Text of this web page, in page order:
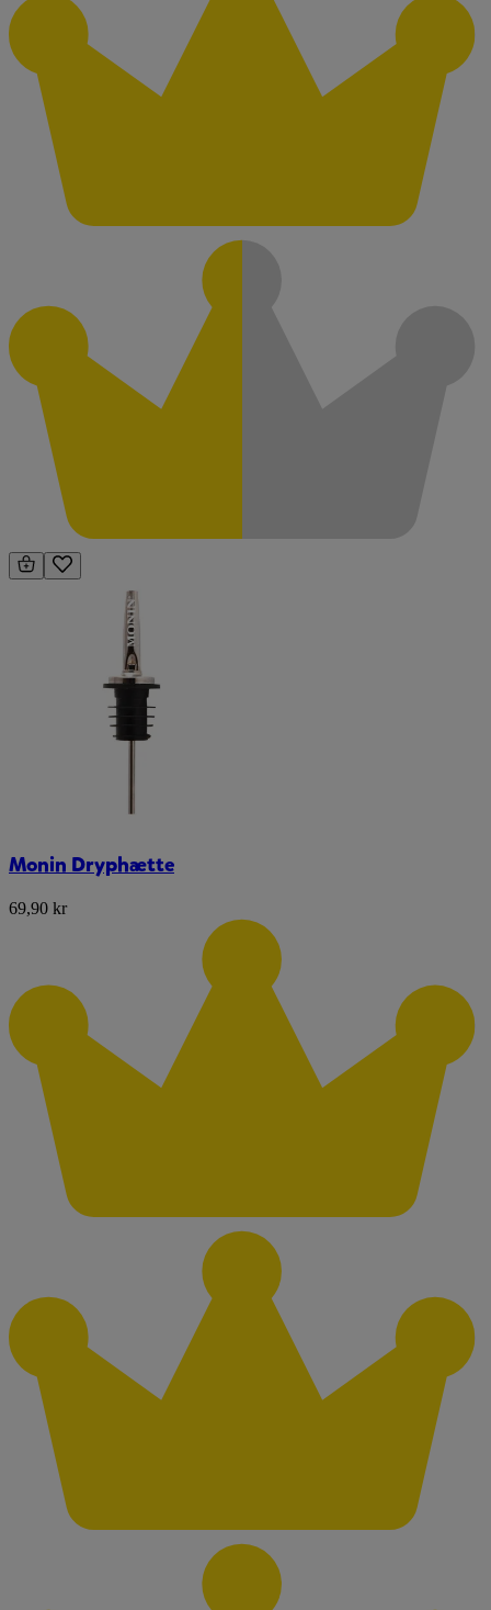
Monin Dryphætte
69,90 kr